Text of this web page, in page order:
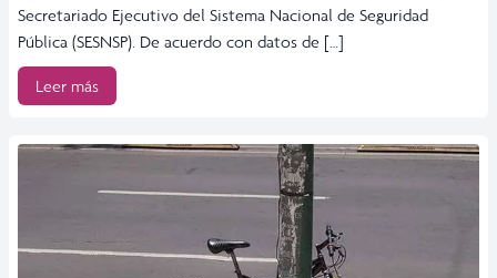
Secretariado Ejecutivo del Sistema Nacional de Seguridad
Pública (SESNSP). De acuerdo con datos de […]
Leer más